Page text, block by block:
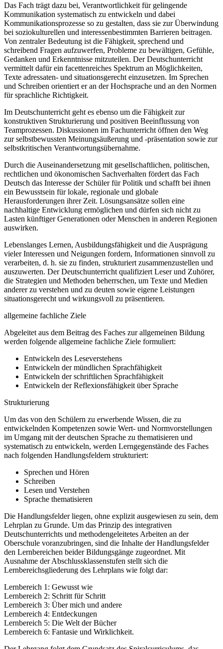
Das Fach trägt dazu bei, Verantwortlichkeit für gelingende
Kommunikation systematisch zu entwickeln und dabei
Kommunikationsprozesse so zu gestalten, dass sie zur Überwindung
bei soziokulturellen und interessenbestimmten Barrieren beitragen.
Von zentraler Bedeutung ist die Fähigkeit, sprechend und
schreibend Fragen aufzuwerfen, Probleme zu bewältigen, Gefühle,
Gedanken und Erkenntnisse mitzuteilen. Der Deutschunterricht
vermittelt dafür ein facettenreiches Spektrum an Möglichkeiten,
Texte adressaten- und situationsgerecht einzusetzen. Im Sprechen
und Schreiben orientiert er an der Hochsprache und an den Normen
für sprachliche Richtigkeit.
Im Deutschunterricht geht es ebenso um die Fähigkeit zur
konstruktiven Strukturierung und positiven Beeinflussung von
Teamprozessen. Diskussionen im Fachunterricht öffnen den Weg
zur selbstbewussten Meinungsäußerung und -präsentation sowie zur
selbstkritischen Verantwortungsübernahme.
Durch die Auseinandersetzung mit gesellschaftlichen, politischen,
rechtlichen und ökonomischen Sachverhalten fördert das Fach
Deutsch das Interesse der Schüler für Politik und schafft bei ihnen
ein Bewusstsein für lokale, regionale und globale
Herausforderungen ihrer Zeit. Lösungsansätze sollen eine
nachhaltige Entwicklung ermöglichen und dürfen sich nicht zu
Lasten künftiger Generationen oder Menschen in anderen Regionen
auswirken.
Lebenslanges Lernen, Ausbildungsfähigkeit und die Ausprägung
vieler Interessen und Neigungen fordern, Informationen sinnvoll zu
verarbeiten, d. h. sie zu finden, strukturiert zusammenzustellen und
auszuwerten. Der Deutschunterricht qualifiziert Leser und Zuhörer,
die Strategien und Methoden beherrschen, um Texte und Medien
anderer zu verstehen und zu deuten sowie eigene Leistungen
situationsgerecht und wirkungsvoll zu präsentieren.
allgemeine fachliche Ziele
Abgeleitet aus dem Beitrag des Faches zur allgemeinen Bildung
werden folgende allgemeine fachliche Ziele formuliert:
Entwickeln des Leseverstehens
Entwickeln der mündlichen Sprachfähigkeit
Entwickeln der schriftlichen Sprachfähigkeit
Entwickeln der Reflexionsfähigkeit über Sprache
Strukturierung
Um das von den Schülern zu erwerbende Wissen, die zu
entwickelnden Kompetenzen sowie Wert- und Normvorstellungen
im Umgang mit der deutschen Sprache zu thematisieren und
systematisch zu entwickeln, werden Lerngegenstände des Faches
nach folgenden Handlungsfeldern strukturiert:
Sprechen und Hören
Schreiben
Lesen und Verstehen
Sprache thematisieren
Die Handlungsfelder liegen, ohne explizit ausgewiesen zu sein, dem
Lehrplan zu Grunde. Um das Prinzip des integrativen
Deutschunterrichts und methodengeleitetes Arbeiten an der
Oberschule voranzubringen, sind die Inhalte der Handlungsfelder
den Lernbereichen beider Bildungsgänge zugeordnet. Mit
Ausnahme der Abschlussklassenstufen stellt sich die
Lernbereichsgliederung des Lehrplans wie folgt dar:
Lernbereich 1: Gewusst wie
Lernbereich 2: Schritt für Schritt
Lernbereich 3: Über mich und andere
Lernbereich 4: Entdeckungen
Lernbereich 5: Die Welt der Bücher
Lernbereich 6: Fantasie und Wirklichkeit.